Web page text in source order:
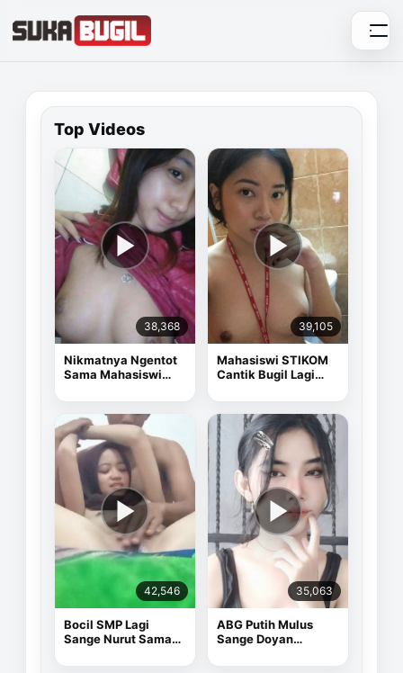
to
Top Videos
38,368
Nikmatnya Ngentot
Sama Mahasiswi
39,105
Mahasiswi STIKOM
Cantik Bugil Lagi
42,546
Bocil SMP Lagi
Sange Nurut Sama
35,063
ABG Putih Mulus
Sange Doyan